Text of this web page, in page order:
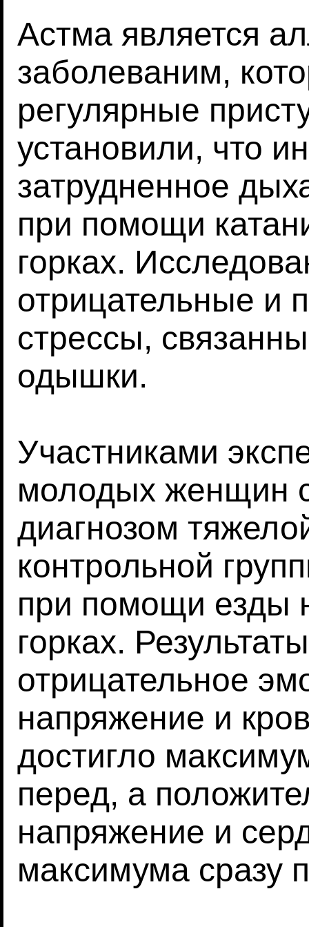
Астма является
заболеваним,
регулярные
установили, что
затрудненное
при помощи
горках.
отрицательные и
стрессы,
одышки.
Участниками
молодых женщин
диагнозом
контрольной
при помощи езды
горках.
отрицательное
напряжение и
достигло
перед, а
напряжение и
максимума сразу